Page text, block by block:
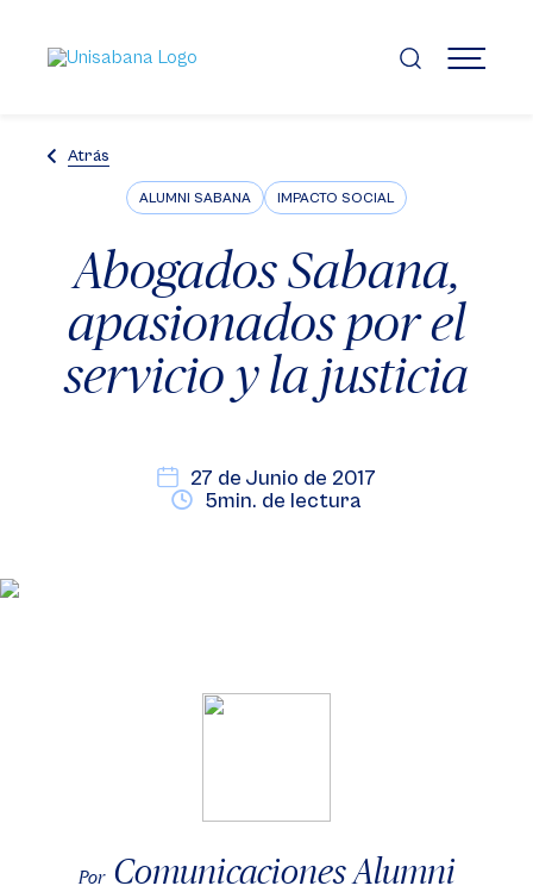
contenido
principal
MENÚ
Atrás
ALUMNI SABANA IMPACTO SOCIAL
Abogados Sabana,
apasionados por el
servicio y la justicia
27 de Junio de 2017
5min. de lectura
Por Comunicaciones Alumni